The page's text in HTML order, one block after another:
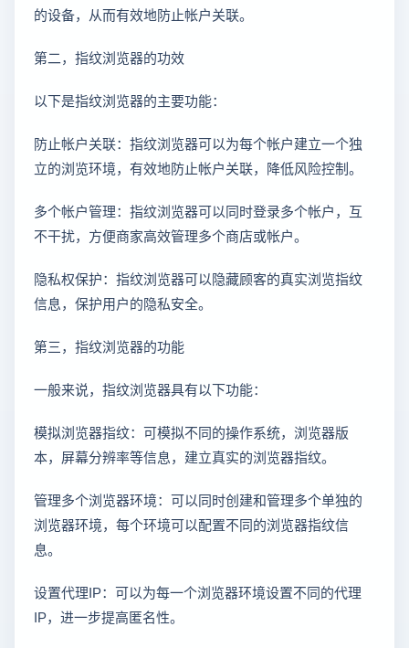
的设备，从而有效地防止帐户关联。
第二，指纹浏览器的功效
以下是指纹浏览器的主要功能：
防止帐户关联：指纹浏览器可以为每个帐户建立一个独
立的浏览环境，有效地防止帐户关联，降低风险控制。
多个帐户管理：指纹浏览器可以同时登录多个帐户，互
不干扰，方便商家高效管理多个商店或帐户。
隐私权保护：指纹浏览器可以隐藏顾客的真实浏览指纹
信息，保护用户的隐私安全。
第三，指纹浏览器的功能
一般来说，指纹浏览器具有以下功能：
模拟浏览器指纹：可模拟不同的操作系统，浏览器版
本，屏幕分辨率等信息，建立真实的浏览器指纹。
管理多个浏览器环境：可以同时创建和管理多个单独的
浏览器环境，每个环境可以配置不同的浏览器指纹信
息。
设置代理IP：可以为每一个浏览器环境设置不同的代理
IP，进一步提高匿名性。